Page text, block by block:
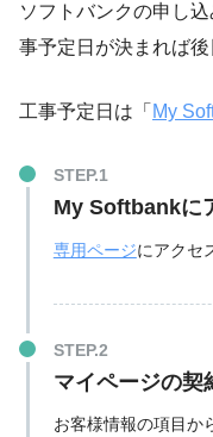
ソフトバンクの申し
事予定日が決まれば後
工事予定日は「 My
My Softbankに
専用ページにアクセ
マイページの契
お客様情報の項目か